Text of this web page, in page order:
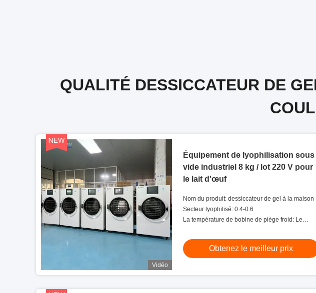
QUALITÉ DESSICCATEUR DE
Vidéo
Équipement de lyophilisation sous
vide industriel 8 kg / lot 220 V pour
le lait d'œuf
Nom du produit: dessiccateur de gel à la maison
Secteur lyophilisé: 0.4-0.6
La température de bobine de piège froid: Le
Obtenez le meilleur prix